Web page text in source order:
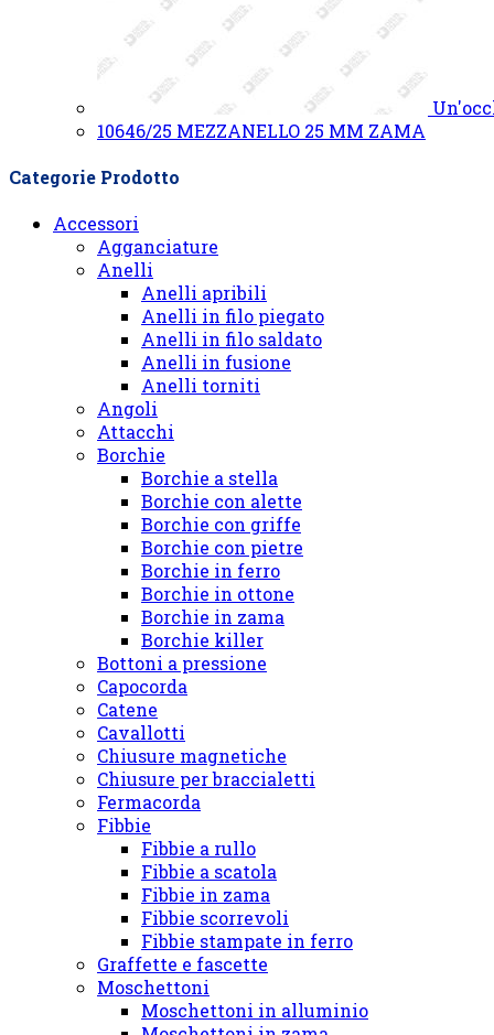
10646/25 MEZZANELLO 25 MM ZAMA
Categorie Prodotto
Accessori
Agganciature
Anelli
Anelli apribili
Anelli in filo piegato
Anelli in filo saldato
Anelli in fusione
Anelli torniti
Angoli
Attacchi
Borchie
Borchie a stella
Borchie con alette
Borchie con griffe
Borchie con pietre
Borchie in ferro
Borchie in ottone
Borchie in zama
Borchie killer
Bottoni a pressione
Capocorda
Catene
Cavallotti
Chiusure magnetiche
Chiusure per braccialetti
Fermacorda
Fibbie
Fibbie a rullo
Fibbie a scatola
Fibbie in zama
Fibbie scorrevoli
Fibbie stampate in ferro
Graffette e fascette
Moschettoni
Moschettoni in alluminio